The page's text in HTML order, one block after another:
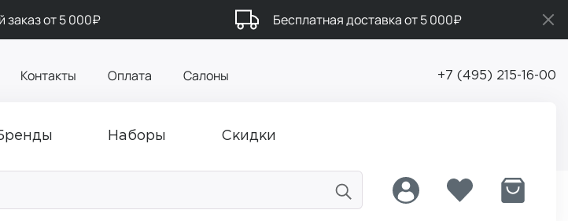
заказ от 5 000₽ Бесплатная доставка от 5 000₽
Контакты Оплата Салоны +7 (495) 215-16-00
Наборы Скидки